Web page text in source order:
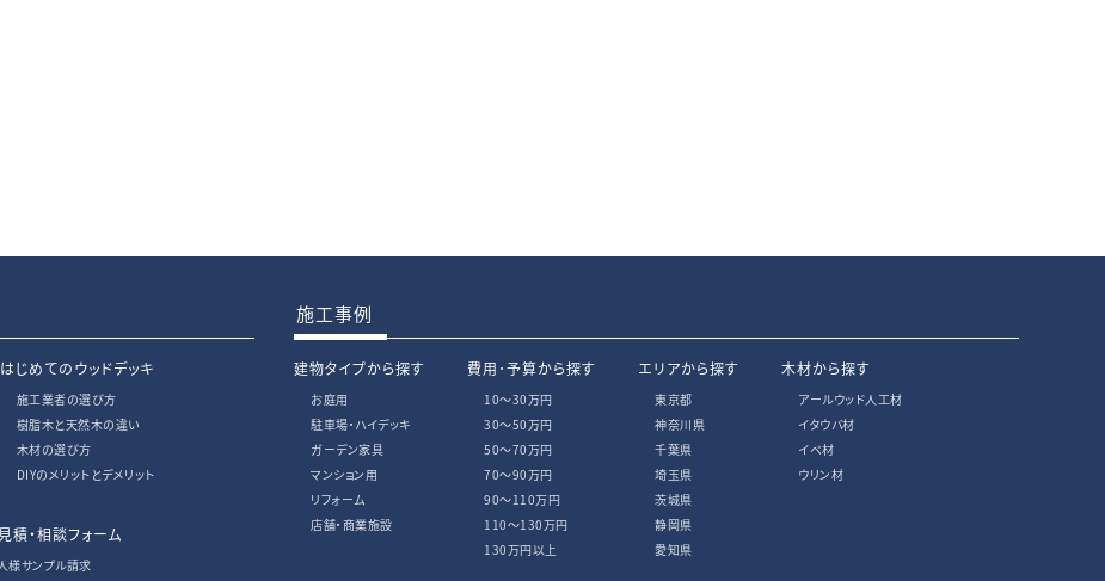
はじめてのウッドデッキ
施工業者の選び方
樹脂木と天然木の違い
木材の選び方
DIYのメリットとデメリット
積・相談フォーム
様サンプル請求
施工事例
建物タイプから探す
お庭用
駐車場・ハイデッキ
ガーデン家具
マンション用
リフォーム
店舗・商業施設
費用･予算から探す
10〜30万円
30〜50万円
50〜70万円
70〜90万円
90〜110万円
110〜130万円
130万円以上
エリアから探す
東京都
神奈川県
千葉県
埼玉県
茨城県
静岡県
愛知県
木材から探す
アールウッド人工材
イタウバ材
イペ材
ウリン材